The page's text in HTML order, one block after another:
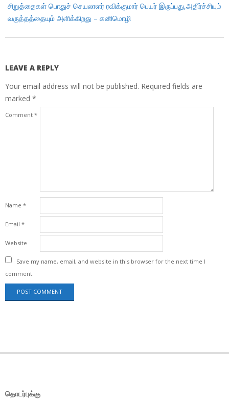
சிறுத்தைகள் பொதுச் செயலாளர் ரவிக்குமார் பெயர் இருப்பது,அதிர்ச்சியும்
வருத்தத்தையும் அளிக்கிறது – கனிமொழி
LEAVE A REPLY
Your email address will not be published. Required fields are
marked *
Comment *
Name *
Email *
Website
Save my name, email, and website in this browser for the next time I
comment.
தொடர்புக்கு